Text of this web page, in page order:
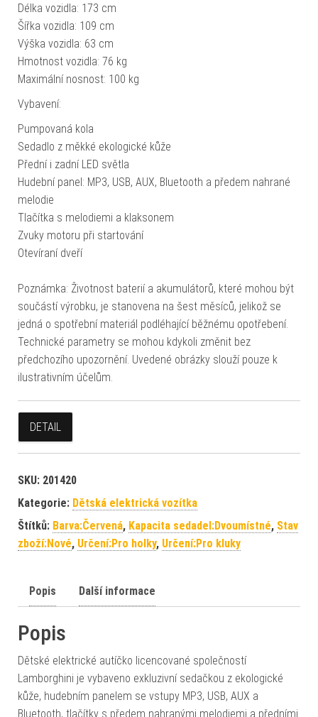
Délka vozidla: 173 cm
Šířka vozidla: 109 cm
Výška vozidla: 63 cm
Hmotnost vozidla: 76 kg
Maximální nosnost: 100 kg
Vybavení:
Pumpovaná kola
Sedadlo z měkké ekologické kůže
Přední i zadní LED světla
Hudební panel: MP3, USB, AUX, Bluetooth a předem nahrané
melodie
Tlačítka s melodiemi a klaksonem
Zvuky motoru při startování
Otevíraní dveří
Poznámka: Životnost baterií a akumulátorů, které mohou být
součástí výrobku, je stanovena na šest měsíců, jelikož se
jedná o spotřební materiál podléhající běžnému opotřebení.
Technické parametry se mohou kdykoli změnit bez
předchozího upozornění. Uvedené obrázky slouží pouze k
ilustrativním účelům.
DETAIL
SKU: 201420
Kategorie: Dětská elektrická vozítka
Štítků: Barva:Červená, Kapacita sedadel:Dvoumístné, Stav
zboží:Nové, Určení:Pro holky, Určení:Pro kluky
Popis Další informace
Popis
Dětské elektrické autíčko licencované společností
Lamborghini je vybaveno exkluzivní sedačkou z ekologické
kůže, hudebním panelem se vstupy MP3, USB, AUX a
Bluetooth, tlačítky s předem nahranými melodiemi a předními